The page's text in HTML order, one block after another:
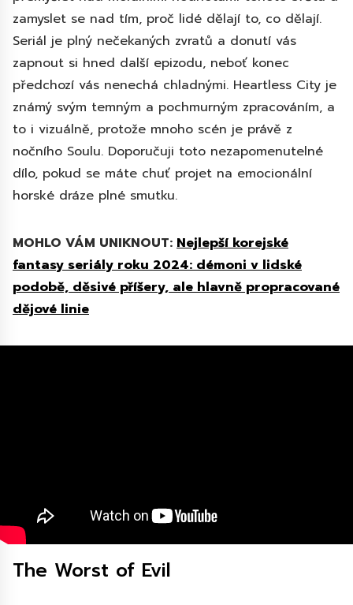
zamyslet se nad tím, proč lidé dělají to, co dělají.
Seriál je plný nečekaných zvratů a donutí vás
zapnout si hned další epizodu, neboť konec
předchozí vás nenechá chladnými. Heartless City je
známý svým temným a pochmurným zpracováním, a
to i vizuálně, protože mnoho scén je právě z
nočního Soulu. Doporučuji toto nezapomenutelné
dílo, pokud se máte chuť projet na emocionální
horské dráze plné smutku.
MOHLO VÁM UNIKNOUT: Nejlepší korejské
fantasy seriály roku 2024: démoni v lidské
podobě, děsivé příšery, ale hlavně propracované
dějové linie
The Worst of Evil